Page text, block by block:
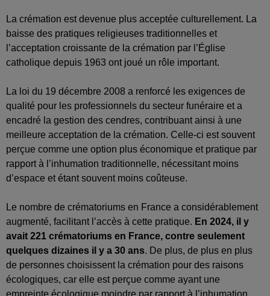
La crémation est devenue plus acceptée culturellement. La
baisse des pratiques religieuses traditionnelles et
l’acceptation croissante de la crémation par l’Église
catholique depuis 1963 ont joué un rôle important.
La loi du 19 décembre 2008 a renforcé les exigences de
qualité pour les professionnels du secteur funéraire et a
encadré la gestion des cendres, contribuant ainsi à une
meilleure acceptation de la crémation. Celle-ci est souvent
perçue comme une option plus économique et pratique par
rapport à l’inhumation traditionnelle, nécessitant moins
d’espace et étant souvent moins coûteuse.
Le nombre de crématoriums en France a considérablement
augmenté, facilitant l’accès à cette pratique. En 2024, il y
avait 221 crématoriums en France, contre seulement
quelques dizaines il y a 30 ans. De plus, de plus en plus
de personnes choisissent la crémation pour des raisons
écologiques, car elle est perçue comme ayant une
empreinte écologique moindre par rapport à l’inhumation.